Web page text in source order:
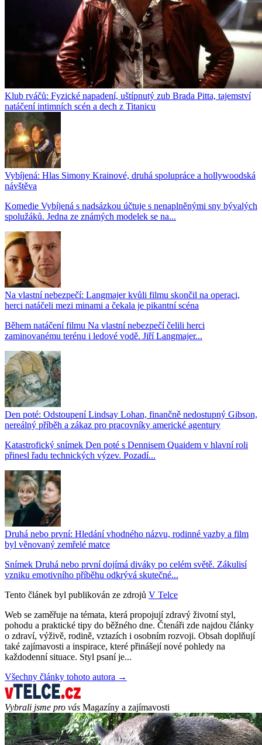
Klub rváčů: Fyzické napadení, uštípnutý zub Brada Pitta, tajemství
natáčení intimních scén a dech z Titanicu
Vybíjená: Hlas Simony Krainové, druhá spolupráce a hollywoodská
návštěva
Komedie Vybíjená s nadsázkou účtuje s nenaplněnými sny bývalých
spolužáků. Jedna ze známých modelek se na...
Na vlastní nebezpečí: Langmajer kvůli filmu skončil na operaci,
herci natáčeli mezi minami a čekala je pikantní scéna
Během natáčení filmu Na vlastní nebezpečí čelili herci
zaminovanému terénu i ledové vodě. Jiří Langmajer...
Den poté: Odstoupení Lindsay Lohan, finančně nedostupný Gibson,
nereálný příběh a zákaz pro pracovníky americké agentury
Katastrofický snímek Den poté s Dennisem Quaidem v hlavní roli
přinesl řadu technických výzev. Pozadí...
Druhá nebo první: Hledání vhodného názvu, rodinné vazby a film
byl věnovaný zemřelé matce
Snímek Druhá nebo první dojímá diváky po celém světě. Zákulisí
vzniku emotivního příběhu odkrývá skutečné...
Tento článek byl publikován ze zdrojů V Telce
Web se zaměřuje na témata, která propojují zdravý životní styl,
pohodu a praktické tipy do běžného dne. Čtenáři zde najdou články
o zdraví, výživě, rodině, vztazích i osobním rozvoji. Obsah doplňují
také zajímavosti a inspirace, které přinášejí nové pohledy na
každodenní situace. Styl psaní je...
Všechny články tohoto autora →
Vybrali jsme pro vás Magazíny a zajímavosti